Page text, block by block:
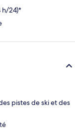
h/24)*
pistes de ski et des